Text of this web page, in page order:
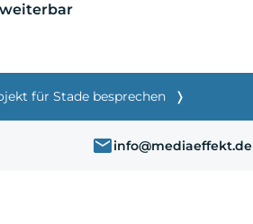
für Stade besprechen
info@mediaeffekt.de